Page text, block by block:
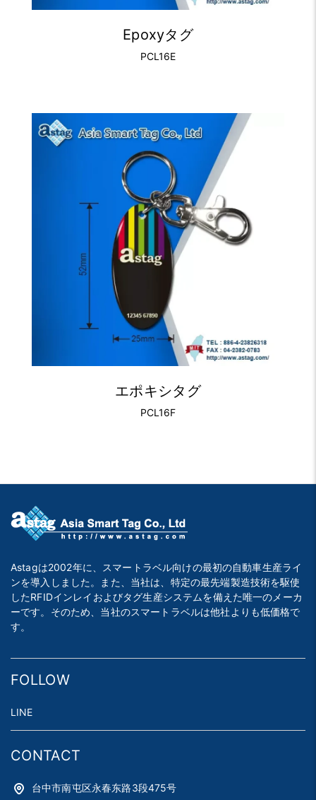
Epoxyタグ
PCL16E
エポキシタグ
PCL16F
Astagは2002年に、スマートラベル向けの最初の自動車生産ライ
ンを導入しました。また、当社は、特定の最先端製造技術を駆使
したRFIDインレイおよびタグ生産システムを備えた唯一のメーカ
ーです。そのため、当社のスマートラベルは他社よりも低価格で
す。
FOLLOW
LINE
CONTACT
台中市南屯区永春东路3段475号